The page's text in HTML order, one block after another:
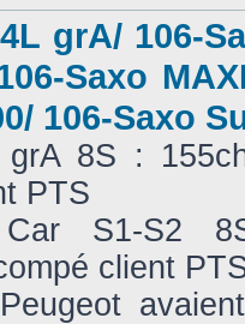
grA/ 106-
Saxo
106-Saxo
grA 8S :
PTS
Car S1-S2
client